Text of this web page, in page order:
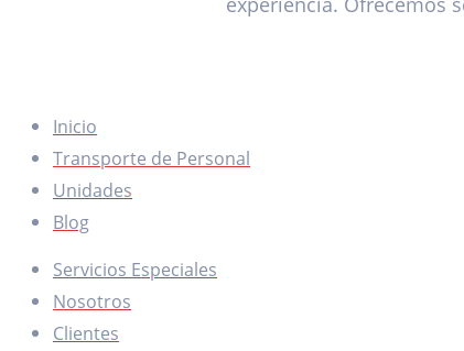
Inicio
Transporte de Personal
Unidades
Blog
Servicios Especiales
Nosotros
Clientes